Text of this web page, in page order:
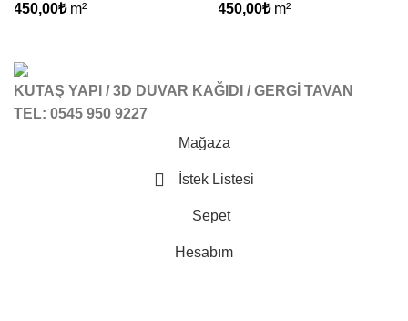
450,00₺m² 450,00₺m²
KUTAŞ YAPI / 3D DUVAR KAĞIDI / GERGİ TAVAN
TEL: 0545 950 9227
Mağaza
İstek Listesi
Sepet
Hesabım